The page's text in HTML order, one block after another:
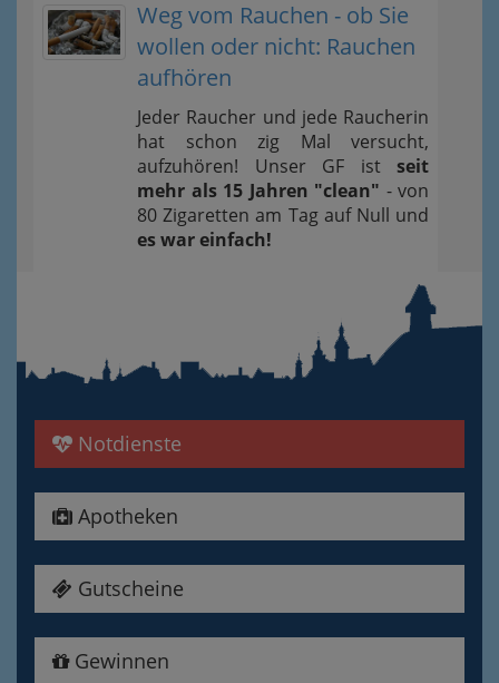
Weg vom Rauchen - ob Sie
wollen oder nicht: Rauchen
aufhören
Jeder Raucher und jede Raucherin
hat schon zig Mal versucht,
aufzuhören! Unser GF ist seit
mehr als 15 Jahren "clean" - von
80 Zigaretten am Tag auf Null und
es war einfach!
Notdienste
Apotheken
Gutscheine
Gewinnen